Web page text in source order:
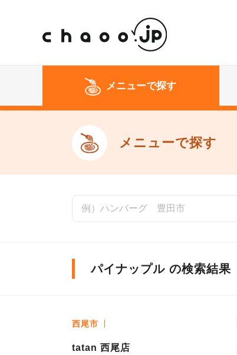
メニューで探す
メニューで探す
パイナップル の検索結果
西尾市
tatan 西尾店